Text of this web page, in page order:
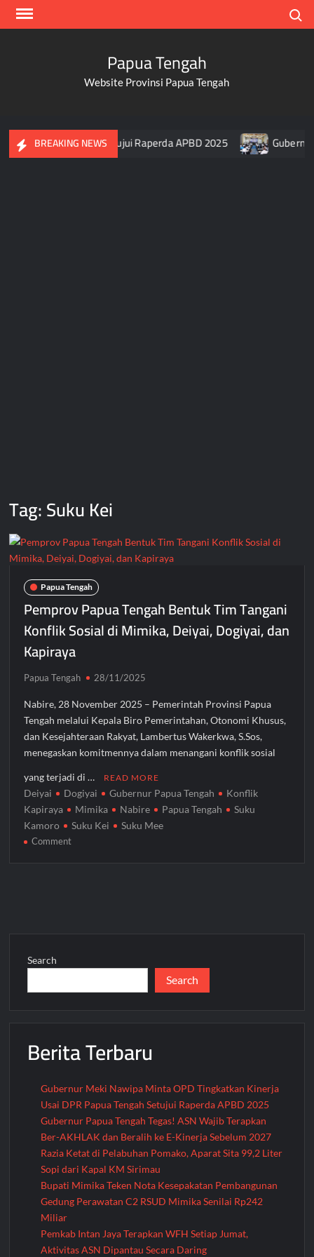
Skip
Papua Tengah
Website Provinsi Papua Tengah
BREAKING NEWS
Papua Tengah Setujui Raperda APBD 2025 Gubernur
Tag:Suku Kei
Papua Tengah
Pemprov Papua Tengah Bentuk Tim Tangani
Konflik Sosial di Mimika, Deiyai, Dogiyai, dan
Kapiraya
Papua Tengah 28/11/2025
Nabire, 28 November 2025 – Pemerintah Provinsi Papua
Tengah melalui Kepala Biro Pemerintahan, Otonomi Khusus,
dan Kesejahteraan Rakyat, Lambertus Wakerkwa, S.Sos,
menegaskan komitmennya dalam menangani konflik sosial
yang terjadi di … READ MORE
Deiyai Dogiyai Gubernur Papua Tengah
Konflik
Kapiraya
Mimika Nabire Papua Tengah
Suku
Kamoro
Suku Kei Suku Mee
Commenton
Mimika,
Kapiraya
Search
Search
Berita Terbaru
Gubernur Meki Nawipa Minta OPD Tingkatkan Kinerja
Usai DPR Papua Tengah Setujui Raperda APBD 2025
Gubernur Papua Tengah Tegas! ASN Wajib Terapkan
Ber-AKHLAK dan Beralih ke E-Kinerja Sebelum 2027
Razia Ketat di Pelabuhan Pomako, Aparat Sita 99,2 Liter
Sopi dari Kapal KM Sirimau
Bupati Mimika Teken Nota Kesepakatan Pembangunan
Gedung Perawatan C2 RSUD Mimika Senilai Rp242
Miliar
Pemkab Intan Jaya Terapkan WFH Setiap Jumat,
Aktivitas ASN Dipantau Secara Daring